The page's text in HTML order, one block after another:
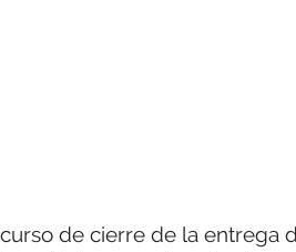
de cierre de la entrega